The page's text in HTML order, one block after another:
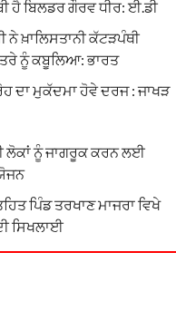
ਹੈ ਬਿਲਡਰ ਗੌਰਵ ਧੀਰ: ਈ.ਡੀ
ਨੇ ਖ਼ਾਲਿਸਤਾਨੀ ਕੱਟੜਪੰਥੀ
ਨੂੰ ਕਬੂਲਿਆ: ਭਾਰਤ
ਦਾ ਮੁਕੱਦਮਾ ਹੋਵੇ ਦਰਜ : ਜਾਖੜ
ਲੋਕਾਂ ਨੂੰ ਜਾਗਰੂਕ ਕਰਨ ਲਈ
ਪਿੰਡ ਤਰਖਾਣ ਮਾਜਰਾ ਵਿਖੇ
ਸਿਖਲਾਈ